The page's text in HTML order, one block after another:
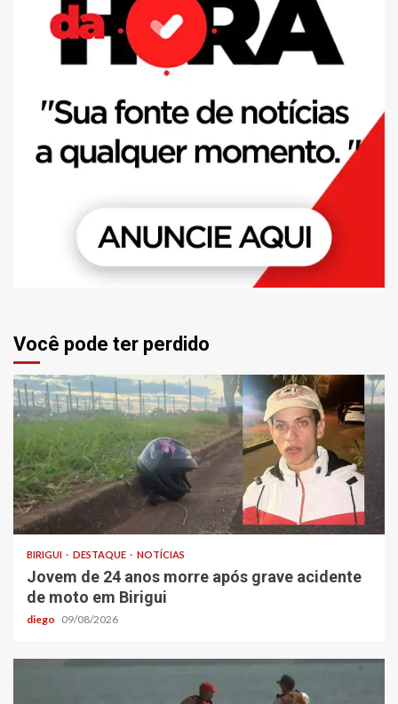
Você pode ter perdido
BIRIGUI DESTAQUE NOTÍCIAS
Jovem de 24 anos morre após grave acidente
de moto em Birigui
diego 09/08/2026